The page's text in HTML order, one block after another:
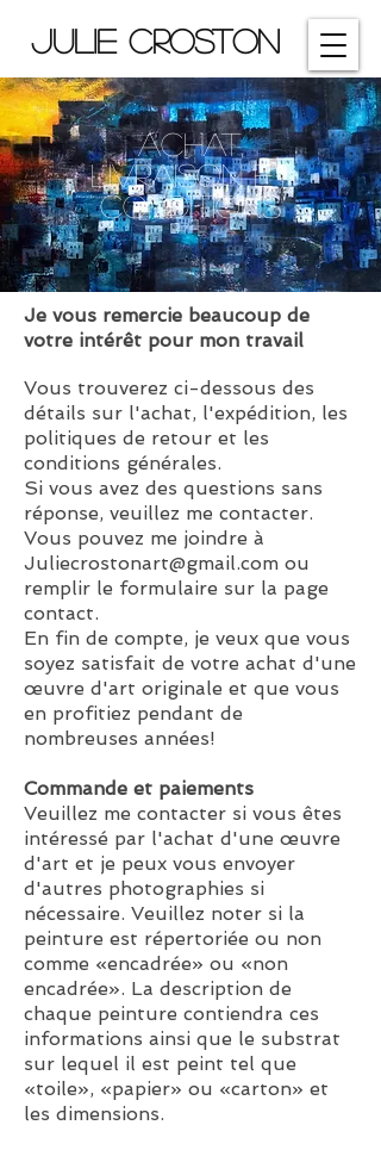
Julie Croston
Achat,
livraison et
conditions
Je vous remercie beaucoup de
votre intérêt pour mon travail
Vous trouverez ci-dessous des
détails sur l'achat, l'expédition, les
politiques de retour et les
conditions générales.
Si vous avez des questions sans
réponse, veuillez me contacter.
Vous pouvez me joindre à
Juliecrostonart@gmail.com ou
remplir le formulaire sur la page
contact.
En fin de compte, je veux que vous
soyez satisfait de votre achat d'une
œuvre d'art originale et que vous
en profitiez pendant de
nombreuses années!
Commande et paiements
Veuillez me contacter si vous êtes
intéressé par l'achat d'une œuvre
d'art et je peux vous envoyer
d'autres photographies si
nécessaire. Veuillez noter si la
peinture est répertoriée ou non
comme «encadrée» ou «non
encadrée». La description de
chaque peinture contiendra ces
informations ainsi que le substrat
sur lequel il est peint tel que
«toile», «papier» ou «carton» et
les dimensions.